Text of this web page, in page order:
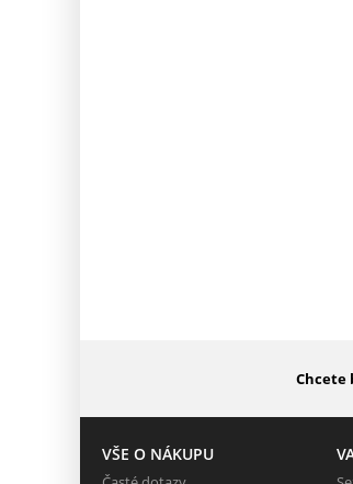
Chcete
VŠE O NÁKUPU